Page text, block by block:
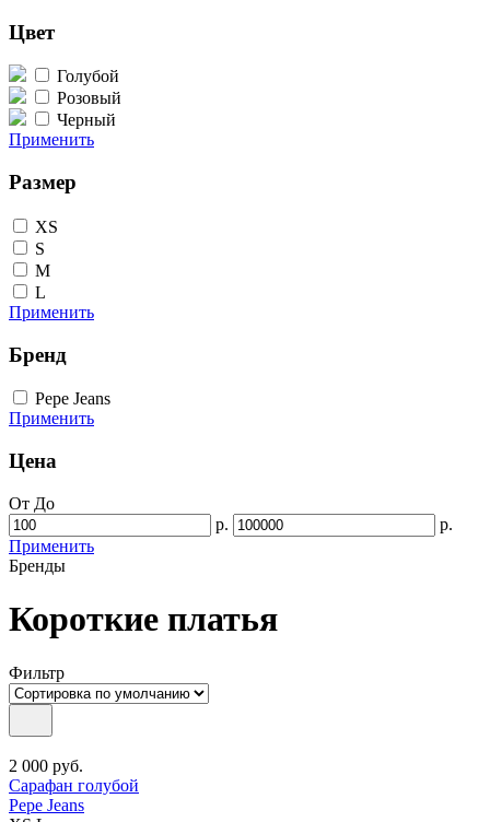
Цвет
Голубой
Розовый
Черный
Применить
Размер
XS
S
M
L
Применить
Бренд
Pepe Jeans
Применить
Цена
От До
р.
р.
Применить
Бренды
Короткие платья
Фильтр
2 000 руб.
Сарафан голубой
Pepe Jeans